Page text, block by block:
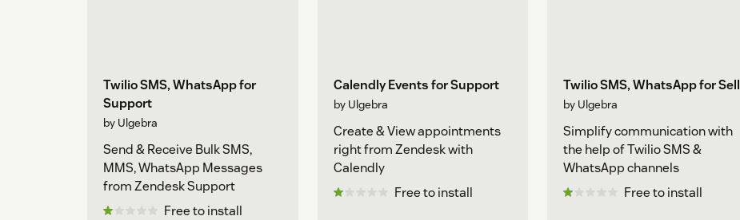
Twilio SMS, WhatsApp for
Support
by Ulgebra
Send & Receive Bulk SMS,
MMS, WhatsApp Messages
from Zendesk Support
Free to install
Calendly Events for Support
by Ulgebra
Create & View appointments
right from Zendesk with
Calendly
Free to install
Twilio SMS, WhatsApp for Sell
by Ulgebra
Simplify communication with
the help of Twilio SMS &
WhatsApp channels
Free to install